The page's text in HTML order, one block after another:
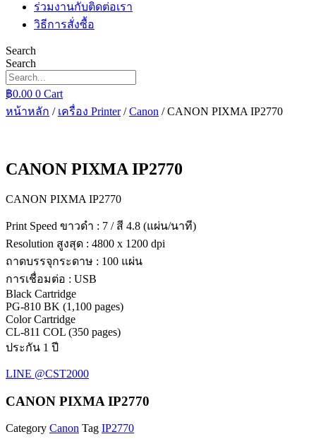
ร่วมงานกับติดต่อเรา
วิธีการสั่งซื้อ
Search
Search
฿0.00 0 Cart
หน้าหลัก / เครื่อง Printer/Canon / CANON PIXMA IP2770
CANON PIXMA IP2770
CANON PIXMA IP2770
Print Speed ขาวดำ : 7 / สี 4.8 (แผ่น/นาที)
Resolution สูงสุด : 4800 x 1200 dpi
ถาดบรรจุกระดาษ : 100 แผ่น
การเชื่อมต่อ : USB
Black Cartridge
PG-810 BK (1,100 pages)
Color Cartridge
CL-811 COL (350 pages)
ประกัน 1 ปี
LINE @CST2000
CANON PIXMA IP2770
Category Canon Tag IP2770